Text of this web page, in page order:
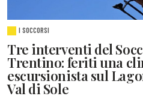
I SOCCORSI
Tre interventi del
Trentino: feriti una
escursionista sul
Val di Sole